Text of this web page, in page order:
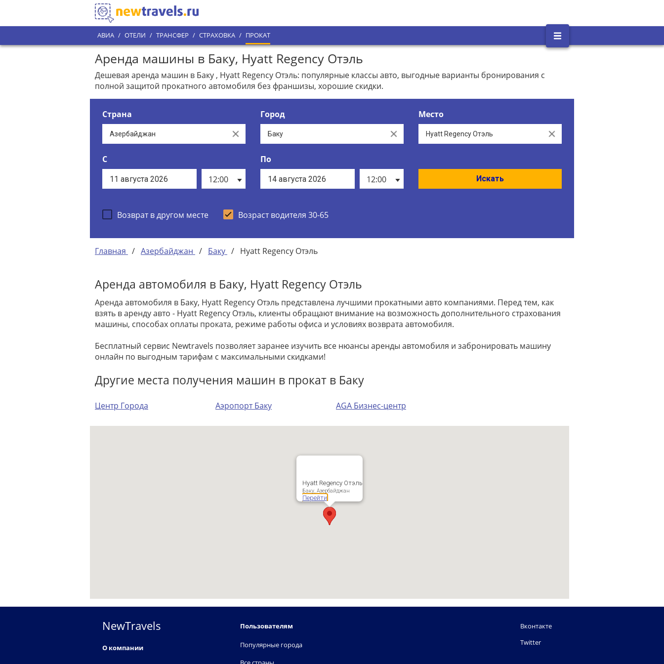
АВИА / ОТЕЛИ / ТРАНСФЕР / СТРАХОВКА / ПРОКАТ
Аренда машины в Баку, Hyatt Regency Отэль
Дешевая аренда машин в Баку , Hyatt Regency Отэль: популярные классы авто, выгодные варианты бронирования с
полной защитой прокатного автомобиля без франшизы, хорошие скидки.
Страна
Clear
Город
Clear
Место
Clear
С
12:00
По
12:00
Искать
Возврат в другом месте Возраст водителя 30-65
Главная / Азербайджан / Баку / Hyatt Regency Отэль
Аренда автомобиля в Баку, Hyatt Regency Отэль
Аренда автомобиля в Баку, Hyatt Regency Отэль представлена лучшими прокатными авто компаниями. Перед тем, как
взять в аренду авто - Hyatt Regency Отэль, клиенты обращают внимание на возможность дополнительного страхования
машины, способах оплаты проката, режиме работы офиса и условиях возврата автомобиля.
Бесплатный сервис Newtravels позволяет заранее изучить все нюансы аренды автомобиля и забронировать машину
онлайн по выгодным тарифам с максимальными скидками!
Другие места получения машин в прокат в Баку
Центр Города Аэропорт Баку AGA Бизнес-центр
Hyatt Regency Отэль
Баку, Азербайджан
Перейти
NewTravels
О компании
Пользователям
Популярные города
Вконтакте
Twitter